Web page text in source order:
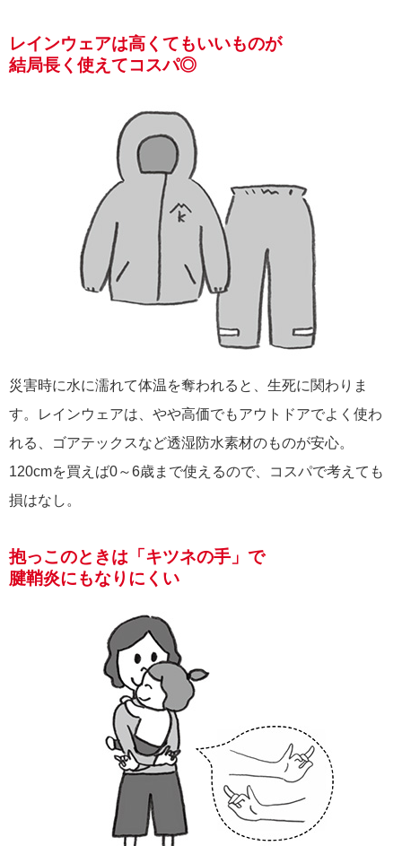
レインウェアは高くてもいいものが
結局長く使えてコスパ◎
災害時に水に濡れて体温を奪われると、生死に関わりま
す。レインウェアは、やや高価でもアウトドアでよく使わ
れる、ゴアテックスなど透湿防水素材のものが安心。
120cmを買えば0～6歳まで使えるので、コスパで考えても
損はなし。
抱っこのときは「キツネの手」で
腱鞘炎にもなりにくい